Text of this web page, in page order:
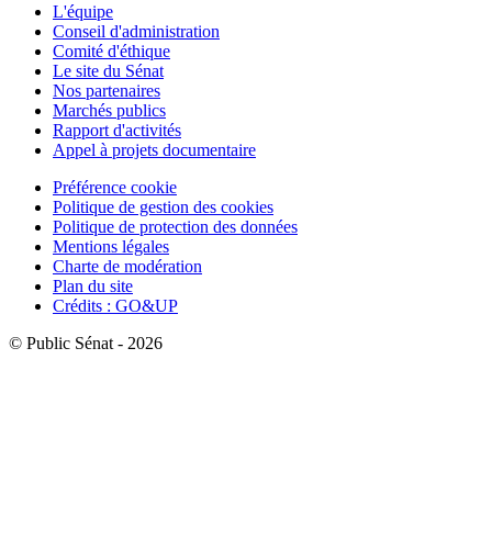
L'équipe
Conseil d'administration
Comité d'éthique
Le site du Sénat
Nos partenaires
Marchés publics
Rapport d'activités
Appel à projets documentaire
Préférence cookie
Politique de gestion des cookies
Politique de protection des données
Mentions légales
Charte de modération
Plan du site
Crédits : GO&UP
© Public Sénat - 2026